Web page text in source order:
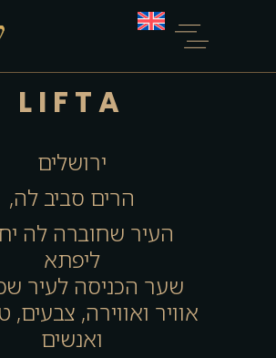
LIFTA
ירושלים
,הרים סביב לה
.העיר שחוברה לה
ליפתא
שער הכניסה לעיר
ואנשים